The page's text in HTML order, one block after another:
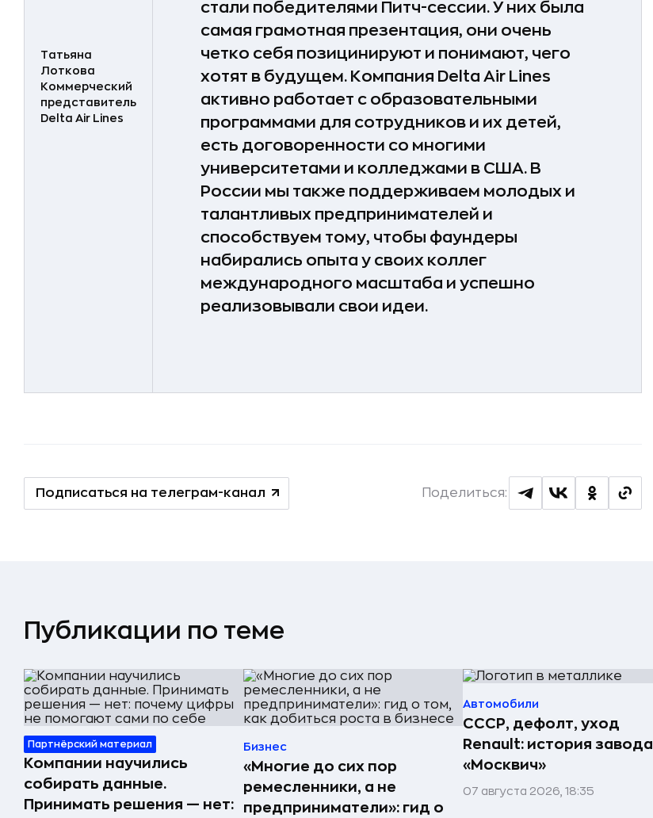
Татьяна
Лоткова
Коммерческий
представитель
Delta Air Lines
стали победителями Питч-сессии. У них была
самая грамотная презентация, они очень
четко себя позицинируют и понимают, чего
хотят в будущем. Компания Delta Air Lines
активно работает с образовательными
программами для сотрудников и их детей,
есть договоренности со многими
университетами и колледжами в США. В
России мы также поддерживаем молодых и
талантливых предпринимателей и
способствуем тому, чтобы фаундеры
набирались опыта у своих коллег
международного масштаба и успешно
реализовывали свои идеи.
Подписаться на телеграм-канал Поделиться:
Публикации по теме
Партнёрский материал
Компании научились
собирать данные.
Принимать решения — нет:
Бизнес
«Многие до сих пор
ремесленники, а не
предприниматели»: гид о
Автомобили
СССР, дефолт, уход
Renault: история завода
«Москвич»
07 августа 2026, 18:35